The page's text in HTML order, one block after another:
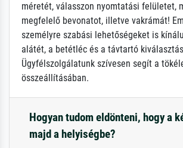
méretét, válasszon nyomtatási felületet,
megfelelő bevonatot, illetve vakrámát!
személyre szabási lehetőségeket is
alátét, a betétléc és a távtartó
Ügyfélszolgálatunk szívesen segít a
összeállításában.
Hogyan tudom eldönteni, hogy a
majd a helyiségbe?